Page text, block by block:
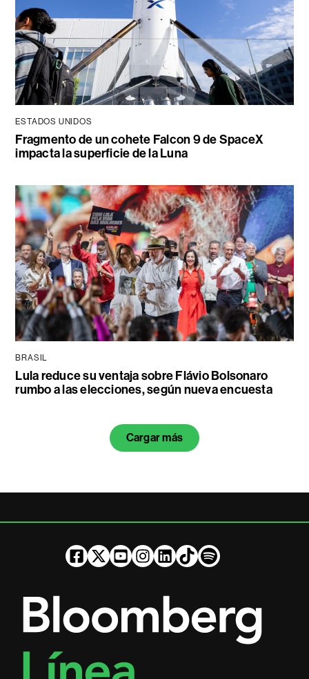
ESTADOS UNIDOS
Fragmento de un cohete Falcon 9 de SpaceX
impacta la superficie de la Luna
BRASIL
Lula reduce su ventaja sobre Flávio Bolsonaro
rumbo a las elecciones, según nueva encuesta
Cargar más